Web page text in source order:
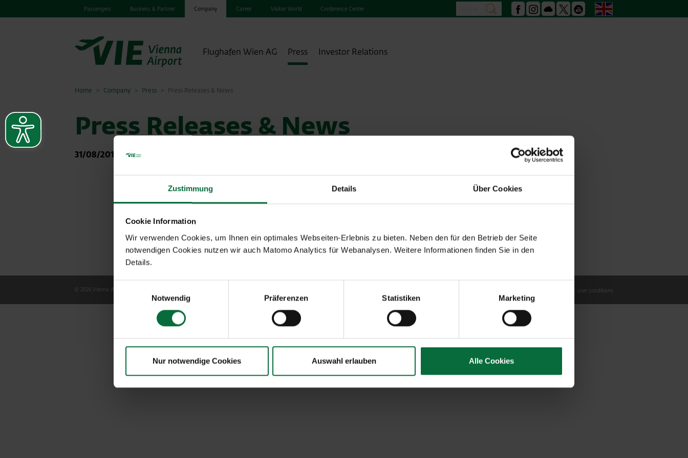
Zustimmung Details Über Cookies
Cookie Information
Wir verwenden Cookies, um Ihnen ein optimales Webseiten-Erlebnis zu bieten. Neben den für den Betrieb der Seite
notwendigen Cookies nutzen wir auch Matomo Analytics für Webanalysen. Weitere Informationen finden Sie in den
Details.
Notwendig
Präferenzen Statistiken Marketing
Nur notwendige Cookies Auswahl erlauben Alle Cookies
Passengers Business & Partner Company Career Visitor World Conference Center search Facebook
Instagram
Podcast YoutubeEnglish
Flughafen Wien AG Press Investor Relations
Home Company Press Press Releases & News
Press Releases & News
31/08/2012 Press releases
© 2026 Vienna Airport Civil airport user conditions